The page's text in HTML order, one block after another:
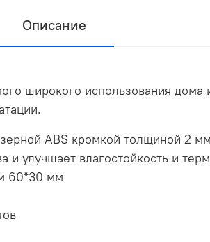
Описание
широкого использования дома
ABS кромкой толщиной 2
улучшает влагостойкость и
60*30 мм